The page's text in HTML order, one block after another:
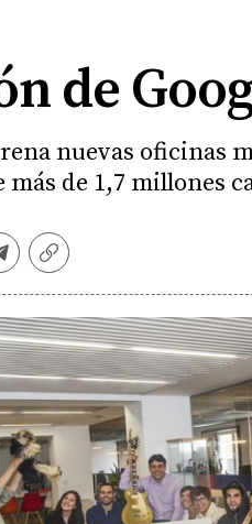
de
nuevas oficinas
de 1,7 millones
Copiar